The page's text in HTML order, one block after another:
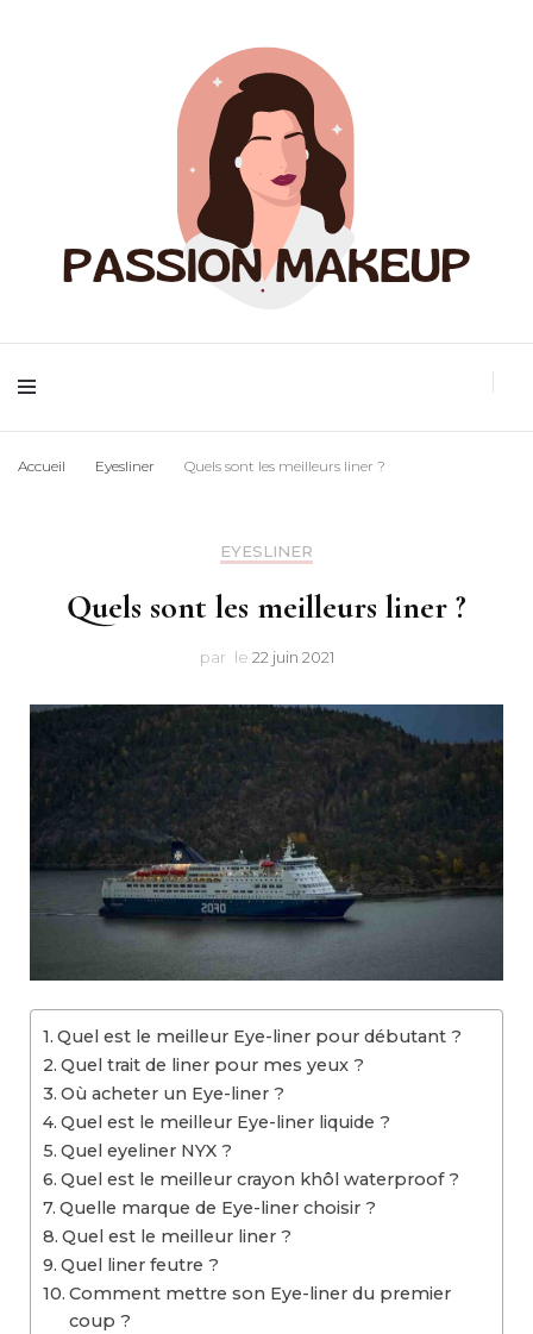
Passion
Accueil Eyesliner Quels sont les meilleurs liner ?
EYESLINER
Quels sont les meilleurs liner ?
par le 22 juin 2021
Quel est le meilleur Eye-liner pour débutant ?
Quel trait de liner pour mes yeux ?
Où acheter un Eye-liner ?
Quel est le meilleur Eye-liner liquide ?
Quel eyeliner NYX ?
Quel est le meilleur crayon khôl waterproof ?
Quelle marque de Eye-liner choisir ?
Quel est le meilleur liner ?
Quel liner feutre ?
Comment mettre son Eye-liner du premier
coup ?